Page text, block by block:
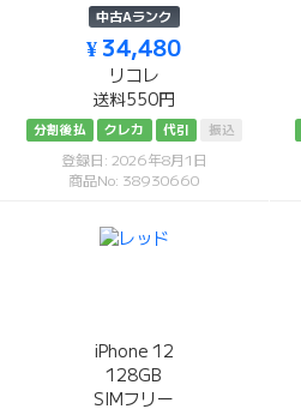
中古Aランク
¥ 34,480
リコレ
送料550円
分割後払 クレカ 代引 振込
登録日: 2026年8月1日
商品No: 38930660
iPhone 12
128GB
SIMフリー